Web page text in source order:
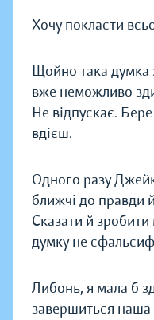
Хочу покласти
Щойно така думка
вже неможливо
Не відпускає.
вдієш.
Одного разу
ближчі до правди
Сказати й
думку не
Либонь, я мала б
завершиться наша